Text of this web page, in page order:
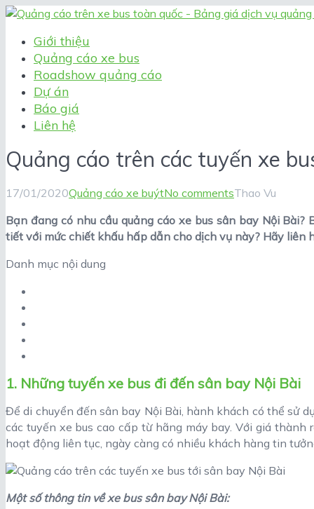
Giới thiệu
Quảng cáo xe bus
Roadshow quảng cáo
Dự án
Báo giá
Liên hệ
Quảng cáo trên các tuyến xe
17/01/2020Quảng cáo xe buýtNo commentsThao Vu
Bạn đang có nhu cầu quảng cáo xe bus sân bay Nội
tiết với mức chiết khấu hấp dẫn cho dịch vụ này? Hãy liên
Danh mục nội dung
1. Những tuyến xe bus đi đến sân bay Nội Bài
Để di chuyển đến sân bay Nội Bài, hành khách có thể sử
các tuyến xe bus cao cấp từ hãng máy bay. Với giá thành
hoạt động liên tục, ngày càng có nhiều khách hàng tin
Một số thông tin về xe bus sân bay Nội Bài: